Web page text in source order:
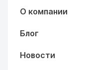
О компании
Блог
Новости